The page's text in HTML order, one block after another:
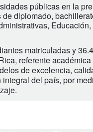
públicas en la
diplomado,
matriculadas y
referente
de excelencia,
del país, por